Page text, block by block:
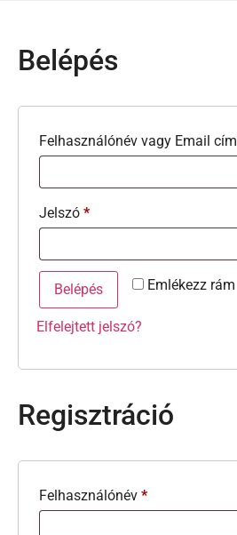
Belépés
Felhasználónév vagy Email cím
Jelszó *
Emlékezz rám
Belépés
Elfelejtett jelszó?
Regisztráció
Felhasználónév *